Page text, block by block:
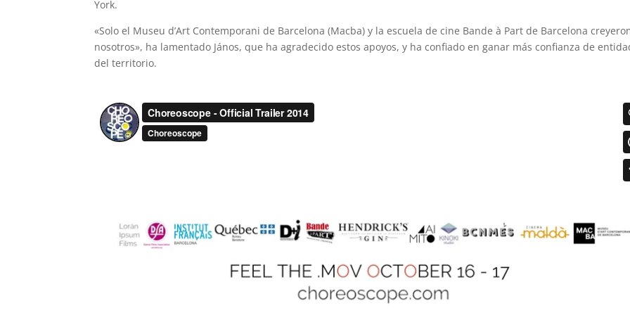
York.
«Solo el Museu d’Art Contemporani de Barcelona (Macba) y la escuela de cine Bande à Part de Barcelona
nosotros», ha lamentado János, que ha agradecido estos apoyos, y ha confiado en ganar más confianza de
del territorio.